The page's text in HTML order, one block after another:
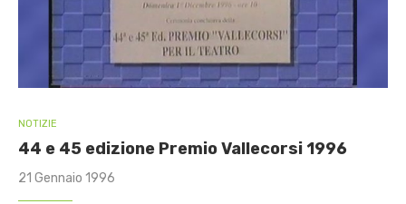
NOTIZIE
44 e 45 edizione Premio Vallecorsi 1996
21 Gennaio 1996